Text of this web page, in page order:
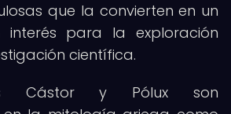
que la convierten en un
para la exploración
científica.
Cástor y Pólux son